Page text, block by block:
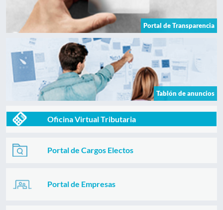
Portal de Transparencia
Tablón de anuncios
Oficina Virtual Tributaria
Portal de Cargos Electos
Portal de Empresas